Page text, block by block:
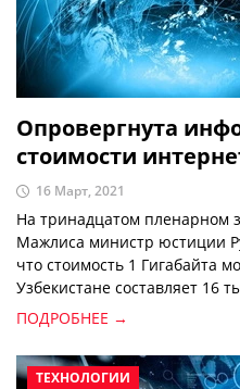
Опровергнута
стоимости
16 Март, 2021
На тринадцатом пленарном
Мажлиса министр юстиции
что стоимость 1 Гигабайта
Узбекистане составляет 16
странах она меньше.
ПОДРОБНЕЕ →
ТЕХНОЛОГИИ